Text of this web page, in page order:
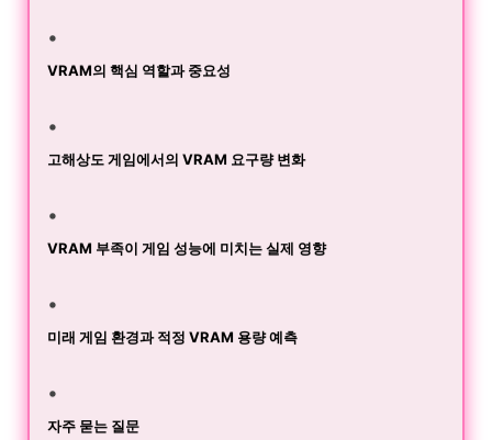
VRAM의 핵심 역할과 중요성
고해상도 게임에서의 VRAM 요구량 변화
VRAM 부족이 게임 성능에 미치는 실제 영향
미래 게임 환경과 적정 VRAM 용량 예측
자주 묻는 질문